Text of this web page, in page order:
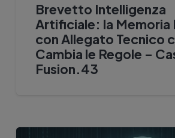
Brevetto Intelligenza
Artificiale: la Memoria
con Allegato Tecnico
Cambia le Regole –
Fusion.43